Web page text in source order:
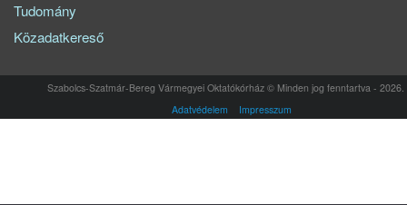
Tudomány
Közadatkereső
Szabolcs-Szatmár-Bereg Vármegyei Oktatókórház © Minden jog fenntartva - 2026.
Adatvédelem
Impresszum